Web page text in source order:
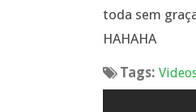
toda sem
HAHAHA
Tags: